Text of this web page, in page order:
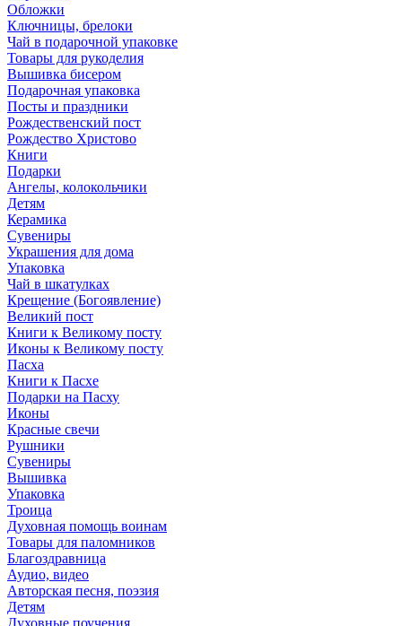
Обложки
Ключницы, брелоки
Чай в подарочной упаковке
Товары для рукоделия
Вышивка бисером
Подарочная упаковка
Посты и праздники
Рождественский пост
Рождество Христово
Книги
Подарки
Ангелы, колокольчики
Детям
Керамика
Сувениры
Украшения для дома
Упаковка
Чай в шкатулках
Крещение (Богоявление)
Великий пост
Книги к Великому посту
Иконы к Великому посту
Пасха
Книги к Пасхе
Подарки на Пасху
Иконы
Красные свечи
Рушники
Сувениры
Вышивка
Упаковка
Троица
Духовная помощь воинам
Товары для паломников
Благоздравница
Аудио, видео
Авторская песня, поэзия
Детям
Духовные поучения